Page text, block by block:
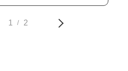
1 / 2